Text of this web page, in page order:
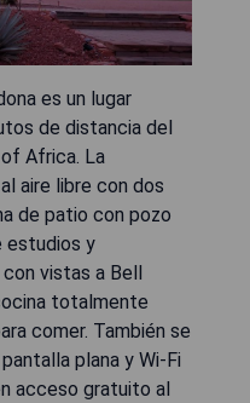
es un lugar
de distancia del
Africa. La
aire libre con dos
de patio con pozo
estudios y
vistas a Bell
totalmente
comer. También se
plana y Wi-Fi
acceso gratuito al